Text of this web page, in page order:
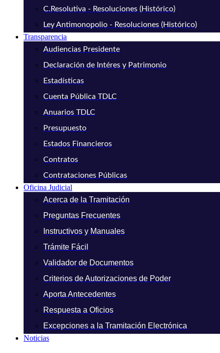
C.Resolutiva - Resoluciones (Histórico)
Ley Antimonopolio - Resoluciones (Histórico)
Transparencia
Audiencias Presidente
Declaración de Intéres y Patrimonio
Estadísticas
Cuenta Pública TDLC
Anuarios TDLC
Presupuesto
Estados Financieros
Contratos
Contrataciones Públicas
Oficina Judicial
Acerca de la Tramitación
Preguntas Frecuentes
Instructivos y Manuales
Trámite Fácil
Validador de Documentos
Criterios de Autorizaciones de Poder
Aporta Antecedentes
Respuesta a Oficios
Excepciones a la Tramitación Electrónica
Noticias